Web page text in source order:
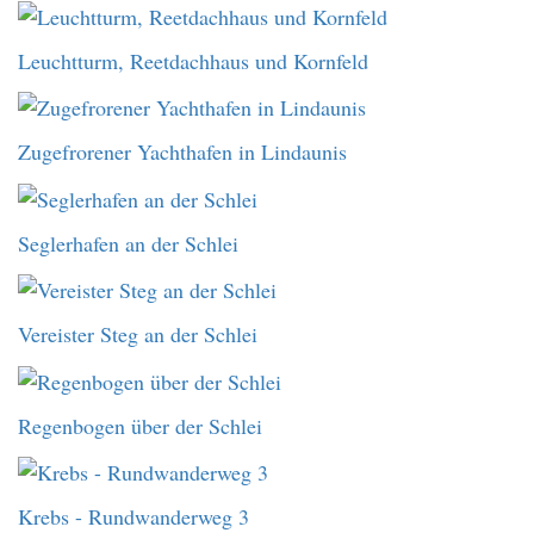
Leuchtturm, Reetdachhaus und Kornfeld
Zugefrorener Yachthafen in Lindaunis
Seglerhafen an der Schlei
Vereister Steg an der Schlei
Regenbogen über der Schlei
Krebs - Rundwanderweg 3